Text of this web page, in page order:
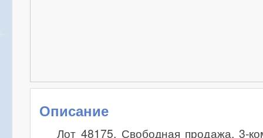
Описание
Лот 48175. Свободная продажа. 3-